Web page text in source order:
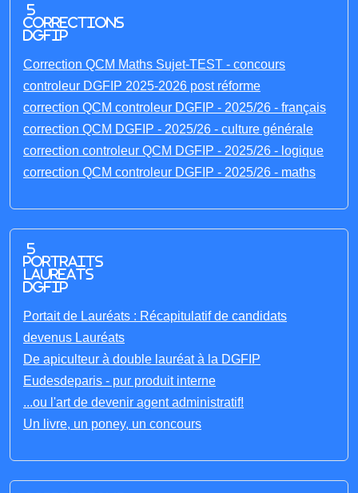
5
corrections
DGFIP
Correction QCM Maths Sujet-TEST - concours
controleur DGFIP 2025-2026 post réforme
correction QCM controleur DGFIP - 2025/26 - français
correction QCM DGFIP - 2025/26 - culture générale
correction controleur QCM DGFIP - 2025/26 - logique
correction QCM controleur DGFIP - 2025/26 - maths
5
portraits
laureats
DGFIP
Portait de Lauréats : Récapitulatif de candidats
devenus Lauréats
De apiculteur à double lauréat à la DGFIP
Eudesdeparis - pur produit interne
...ou l'art de devenir agent administratif!
Un livre, un poney, un concours